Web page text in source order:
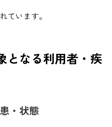
ています。
となる利用者・疾
・状態